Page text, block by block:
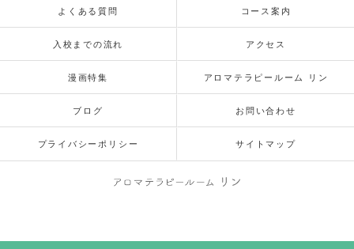
よくある質問 コース案内
入校までの流れ アクセス
漫画特集 アロマテラピールーム リン
ブログ お問い合わせ
プライバシーポリシー サイトマップ